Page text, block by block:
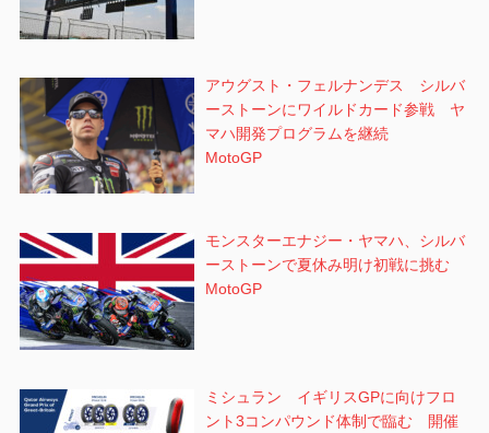
アウグスト・フェルナンデス シルバ
ーストーンにワイルドカード参戦 ヤ
マハ開発プログラムを継続
MotoGP
モンスターエナジー・ヤマハ、シルバ
ーストーンで夏休み明け初戦に挑む
MotoGP
ミシュラン イギリスGPに向けフロ
ント3コンパウンド体制で臨む 開催